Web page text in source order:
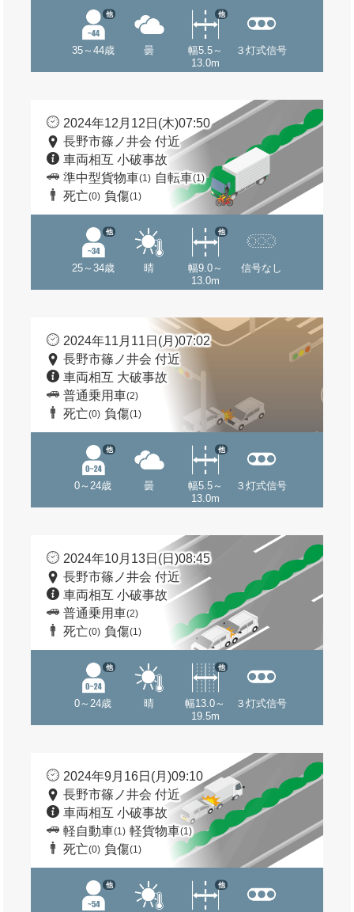
35～44歳
他
曇
幅5.5～
13.0m
他
３灯式信号
2024年12月12日(木)07:50
長野市篠ノ井会 付近
車両相互 小破事故
準中型貨物車(1) 自転車(1)
死亡(0) 負傷(1)
25～34歳
他
晴
幅9.0～
13.0m
他
信号なし
2024年11月11日(月)07:02
長野市篠ノ井会 付近
車両相互 大破事故
普通乗用車(2)
死亡(0) 負傷(1)
0～24歳
他
曇
幅5.5～
13.0m
他
３灯式信号
2024年10月13日(日)08:45
長野市篠ノ井会 付近
車両相互 小破事故
普通乗用車(2)
死亡(0) 負傷(1)
0～24歳
他
晴
幅13.0～
19.5m
他
３灯式信号
2024年9月16日(月)09:10
長野市篠ノ井会 付近
車両相互 小破事故
軽自動車(1) 軽貨物車(1)
死亡(0) 負傷(1)
他 他